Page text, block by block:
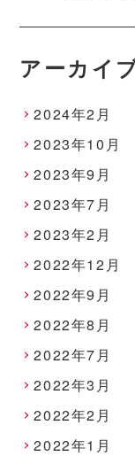
アーカイ
2024年2月
2023年10月
2023年9月
2023年7月
2023年2月
2022年12月
2022年9月
2022年8月
2022年7月
2022年3月
2022年2月
2022年1月